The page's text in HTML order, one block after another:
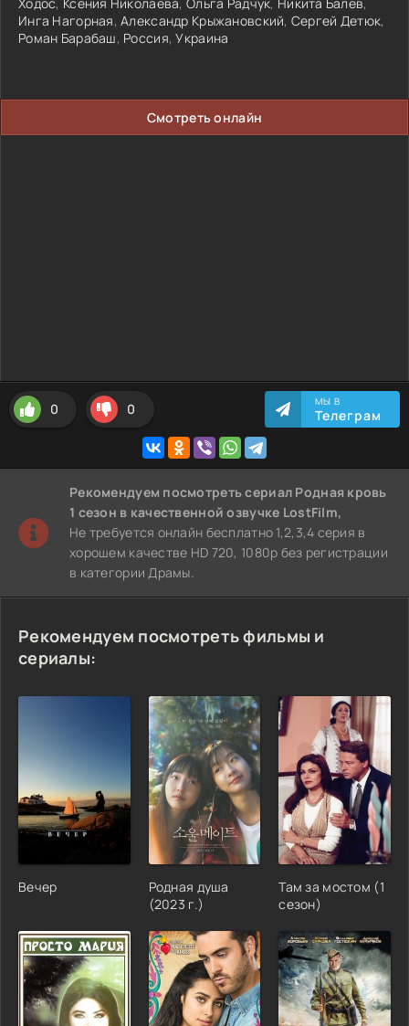
Инга Нагорная,Александр Крыжановский, Сергей Детюк,
Роман Барабаш, Россия,Украина
Смотреть онлайн
0 0 МЫ В
Телеграм
Рекомендуем посмотреть сериал Родная кровь
1 сезон в качественной озвучке LostFilm,
Не требуется онлайн бесплатно 1,2,3,4 серия в
хорошем качестве HD 720, 1080p без регистрации
в категории Драмы.
Рекомендуем посмотреть фильмы и
сериалы:
Вечер
Родная душа
(2023 г.)
Там за мостом (1
сезон)